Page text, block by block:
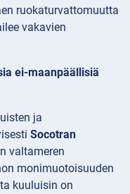
ruokaturvattomuutta
vakavien
ei-maanpäällisiä
ja
Socotran
valtameren
monimuotoisuuden
kuuluisin on